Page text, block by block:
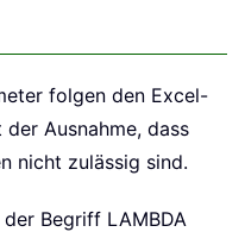
folgen den Excel-
Ausnahme, dass
nicht zulässig sind.
Begriff LAMBDA